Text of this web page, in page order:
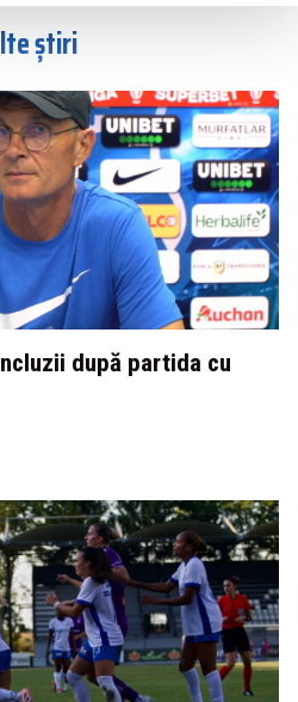
știri
după partida cu